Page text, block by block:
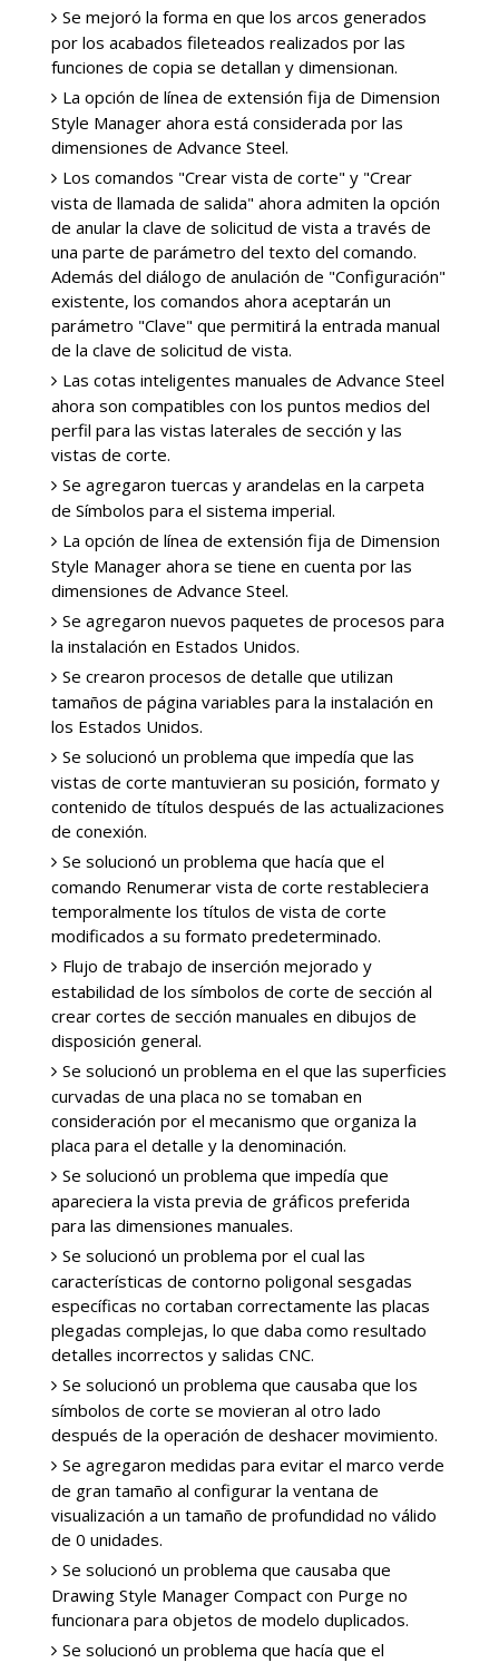
Se mejoró la forma en que los arcos generados
por los acabados fileteados realizados por las
funciones de copia se detallan y dimensionan.
La opción de línea de extensión fija de Dimension
Style Manager ahora está considerada por las
dimensiones de Advance Steel.
Los comandos "Crear vista de corte" y "Crear
vista de llamada de salida" ahora admiten la opción
de anular la clave de solicitud de vista a través de
una parte de parámetro del texto del comando.
Además del diálogo de anulación de "Configuración"
existente, los comandos ahora aceptarán un
parámetro "Clave" que permitirá la entrada manual
de la clave de solicitud de vista.
Las cotas inteligentes manuales de Advance Steel
ahora son compatibles con los puntos medios del
perfil para las vistas laterales de sección y las
vistas de corte.
Se agregaron tuercas y arandelas en la carpeta
de Símbolos para el sistema imperial.
La opción de línea de extensión fija de Dimension
Style Manager ahora se tiene en cuenta por las
dimensiones de Advance Steel.
Se agregaron nuevos paquetes de procesos para
la instalación en Estados Unidos.
Se crearon procesos de detalle que utilizan
tamaños de página variables para la instalación en
los Estados Unidos.
Se solucionó un problema que impedía que las
vistas de corte mantuvieran su posición, formato y
contenido de títulos después de las actualizaciones
de conexión.
Se solucionó un problema que hacía que el
comando Renumerar vista de corte restableciera
temporalmente los títulos de vista de corte
modificados a su formato predeterminado.
Flujo de trabajo de inserción mejorado y
estabilidad de los símbolos de corte de sección al
crear cortes de sección manuales en dibujos de
disposición general.
Se solucionó un problema en el que las superficies
curvadas de una placa no se tomaban en
consideración por el mecanismo que organiza la
placa para el detalle y la denominación.
Se solucionó un problema que impedía que
apareciera la vista previa de gráficos preferida
para las dimensiones manuales.
Se solucionó un problema por el cual las
características de contorno poligonal sesgadas
específicas no cortaban correctamente las placas
plegadas complejas, lo que daba como resultado
detalles incorrectos y salidas CNC.
Se solucionó un problema que causaba que los
símbolos de corte se movieran al otro lado
después de la operación de deshacer movimiento.
Se agregaron medidas para evitar el marco verde
de gran tamaño al configurar la ventana de
visualización a un tamaño de profundidad no válido
de 0 unidades.
Se solucionó un problema que causaba que
Drawing Style Manager Compact con Purge no
funcionara para objetos de modelo duplicados.
Se solucionó un problema que hacía que el